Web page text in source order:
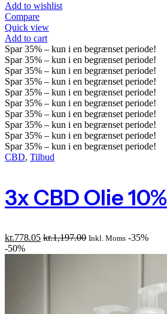
Add to wishlist
Compare
Quick view
Add to cart
Spar35% – kun i en begrænset periode!
Spar35% – kun i en begrænset periode!
Spar35% – kun i en begrænset periode!
Spar35% – kun i en begrænset periode!
Spar35% – kun i en begrænset periode!
Spar35% – kun i en begrænset periode!
Spar35% – kun i en begrænset periode!
Spar35% – kun i en begrænset periode!
Spar35% – kun i en begrænset periode!
Spar35% – kun i en begrænset periode!
CBD, Tilbud
3x CBD Olie 10%
kr.778.05 kr.1,197.00 Inkl. Moms -35%
-50%